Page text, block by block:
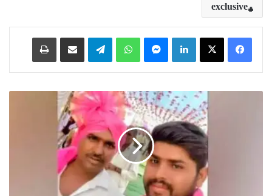
exclusive
LinkedIn
WhatsApp
Telegram
ا